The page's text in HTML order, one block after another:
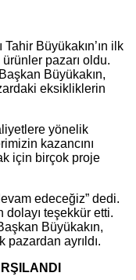
Büyükakın’ın ilk
pazarı oldu.
Büyükakın,
eksikliklerin
yönelik
kazancını
için birçok proje
edeceğiz” dedi.
teşekkür etti.
Büyükakın,
pazardan ayrıldı.